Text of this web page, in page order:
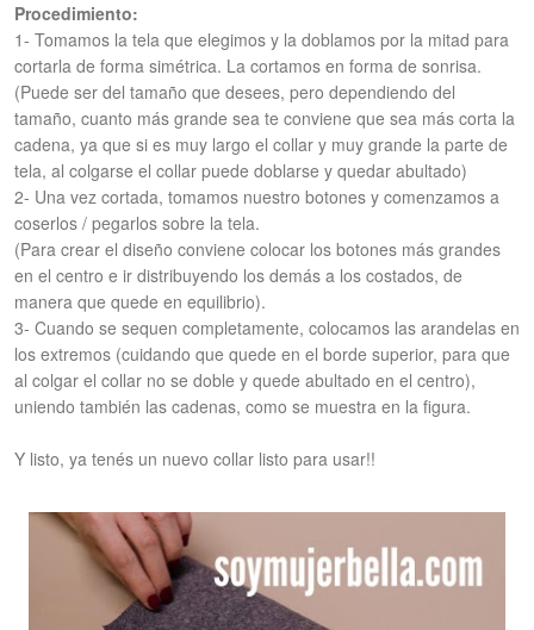
Procedimiento:
1- Tomamos la tela que elegimos y la doblamos por la mitad para
cortarla de forma simétrica. La cortamos en forma de sonrisa.
(Puede ser del tamaño que desees, pero dependiendo del
tamaño, cuanto más grande sea te conviene que sea más corta la
cadena, ya que si es muy largo el collar y muy grande la parte de
tela, al colgarse el collar puede doblarse y quedar abultado)
2- Una vez cortada, tomamos nuestro botones y comenzamos a
coserlos / pegarlos sobre la tela.
(Para crear el diseño conviene colocar los botones más grandes
en el centro e ir distribuyendo los demás a los costados, de
manera que quede en equilibrio).
3- Cuando se sequen completamente, colocamos las arandelas en
los extremos (cuidando que quede en el borde superior, para que
al colgar el collar no se doble y quede abultado en el centro),
uniendo también las cadenas, como se muestra en la figura.
Y listo, ya tenés un nuevo collar listo para usar!!